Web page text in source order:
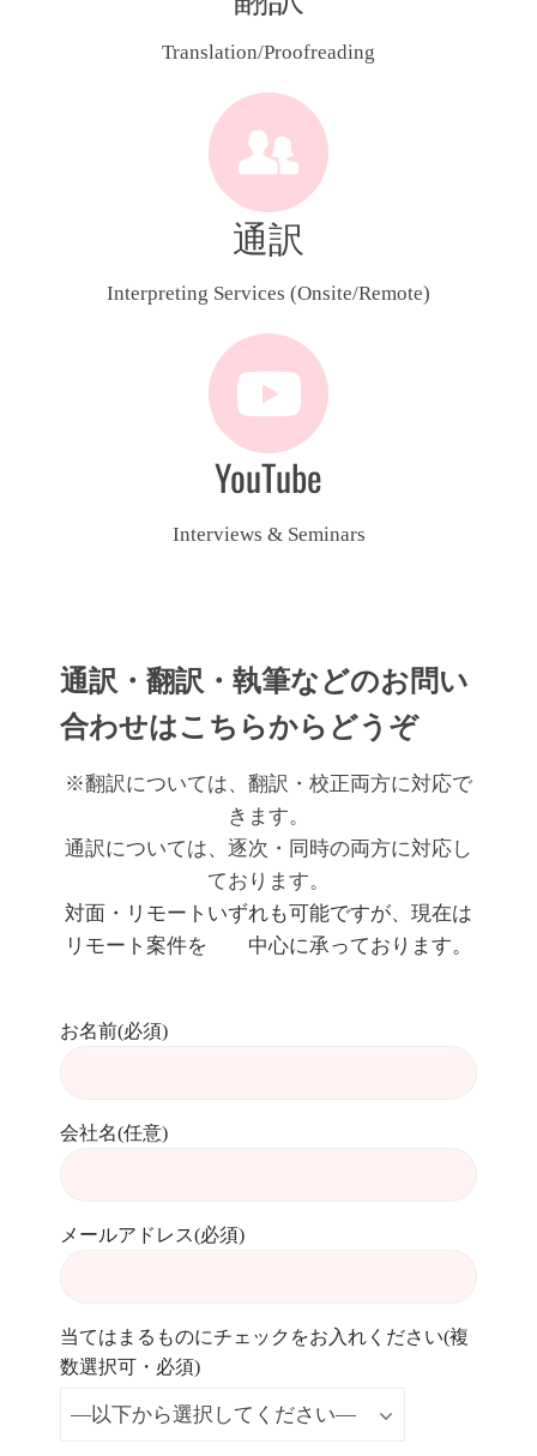
Translation/Proofreading
通訳
Interpreting Services (Onsite/Remote)
YouTube
Interviews & Seminars
通訳・翻訳・執筆などのお問い
合わせはこちらからどうぞ
※翻訳については、翻訳・校正両方に対応で
きます。
通訳については、逐次・同時の両方に対応し
ております。
対面・リモートいずれも可能ですが、現在は
リモート案件を 中心に承っております。
お名前(必須)
会社名(任意)
メールアドレス(必須)
当てはまるものにチェックをお入れください(複
数選択可・必須)